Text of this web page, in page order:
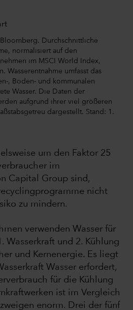
Durchschnittliche
normalisiert auf den
im MSCI World Index,
Wasserentnahme umfasst das
, Boden- und kommunalen
Wasser. Die Daten der
aufgrund ihrer viel größeren
dargestellt. Stand: 1.
um den Faktor 25
im
Capital Group sind,
nicht
zu mindern.
verwenden Wasser für
Wasserkraft und 2. Kühlung
und Kernenergie. Es liegt
Wasser erfordert,
für die Kühlung
ist im Vergleich
enorm. Drei der fünf